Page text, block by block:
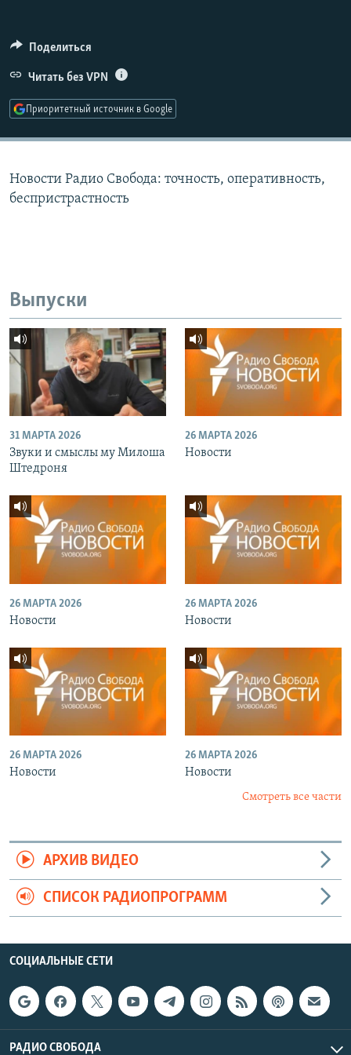
ПОДПИШИТЕСЬ НА РАССЫЛКУ
СОЦИАЛЬНЫЕ СЕТИ
Поделиться
Читать без VPN
Приоритетный источник в Google
Новости Радио Свобода: точность, оперативность,
беспристрастность
Выпуски
31 МАРТА 2026
Звуки и смыслы му Милоша
Штедроня
26 МАРТА 2026
Новости
26 МАРТА 2026
Новости
26 МАРТА 2026
Новости
26 МАРТА 2026
Новости
26 МАРТА 2026
Новости
Смотреть все части
АРХИВ ВИДЕО
СПИСОК РАДИОПРОГРАММ
СОЦИАЛЬНЫЕ СЕТИ
РАДИО СВОБОДА